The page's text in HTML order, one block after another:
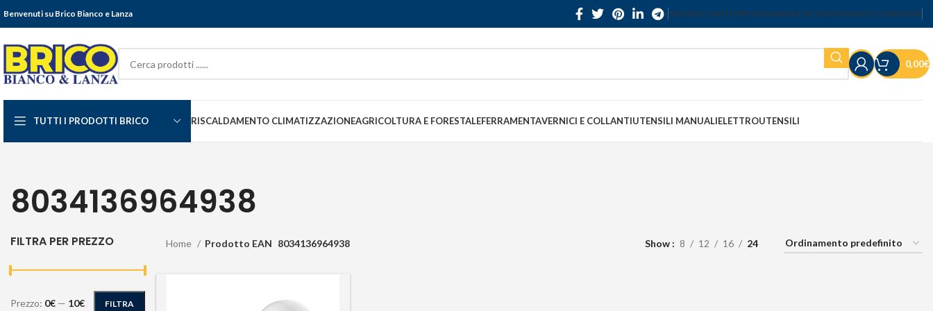
Benvenuti su Brico Bianco e Lanza SERVIZIO CLIENTISPEDIZIONIRESI E RECESSITERMINI E CONDIZIONI
0,00€
TUTTI I PRODOTTI BRICO RISCALDAMENTO CLIMATIZZAZIONEAGRICOLTURA E FORESTALEFERRAMENTAVERNICI E COLLANTIUTENSILI MANUALIELETTROUTENSILI
8034136964938
FILTRA PER PREZZO
FILTRA
Prezzo: 0€ — 10€
Home Prodotto EAN 8034136964938 Show 8 12 16 24